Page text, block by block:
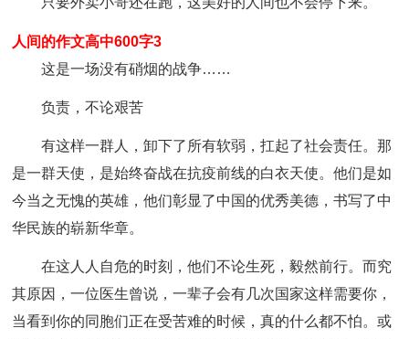
人间的作文高中600字3
这是一场没有硝烟的战争……
负责，不论艰苦
有这样一群人，卸下了所有软弱，扛起了社会责任。那
是一群天使，是始终奋战在抗疫前线的白衣天使。他们是如
今当之无愧的英雄，他们彰显了中国的优秀美德，书写了中
华民族的崭新华章。
在这人人自危的时刻，他们不论生死，毅然前行。而究
其原因，一位医生曾说，一辈子会有几次国家这样需要你，
当看到你的同胞们正在受苦难的时候，真的什么都不怕。或